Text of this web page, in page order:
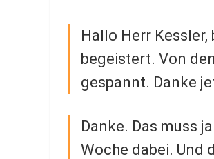
Hallo Herr
begeistert. Von
gespannt. Danke
Danke. Das muss
Woche dabei. Und